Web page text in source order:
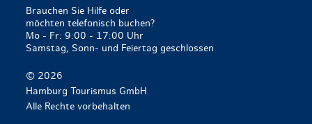
Brauchen Sie Hilfe oder
möchten telefonisch buchen?
Mo - Fr: 9:00 - 17:00 Uhr
Samstag, Sonn- und Feiertag geschlossen
© 2026
Hamburg Tourismus GmbH
Alle Rechte vorbehalten